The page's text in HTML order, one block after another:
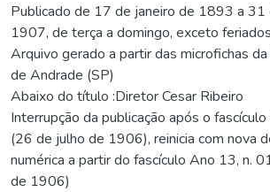
Publicado de 17 de janeiro de 1893 a 31
1907, de terça a domingo, exceto feriados
Arquivo gerado a partir das microfichas
de Andrade (SP)
Abaixo do título :Diretor Cesar Ribeiro
Interrupção da publicação após o
(26 de julho de 1906), reinicia com nova
numérica a partir do fascículo Ano 13, n.
de 1906)